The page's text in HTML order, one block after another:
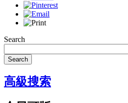
Search
Search
高級搜索